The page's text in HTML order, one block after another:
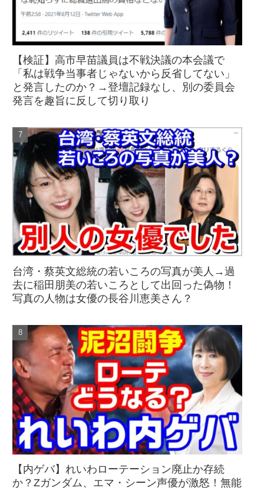
【検証】高市早苗議員は不戦決議の本会議で
「私は戦争当事者じゃないから反省してない」
と発言したのか？→登壇記録なし、別の委員会
発言を趣旨に反して切り取り
台湾・蔡英文総統の若いころの写真が美人→過
去に稲田朋美の若いころとして出回った偽物！
写真の人物は女優の長谷川恵美さん？
【内ゲバ】れいわローテーション廃止か存続
か？Zガンダム、エマ・シーン声優が激怒！無能